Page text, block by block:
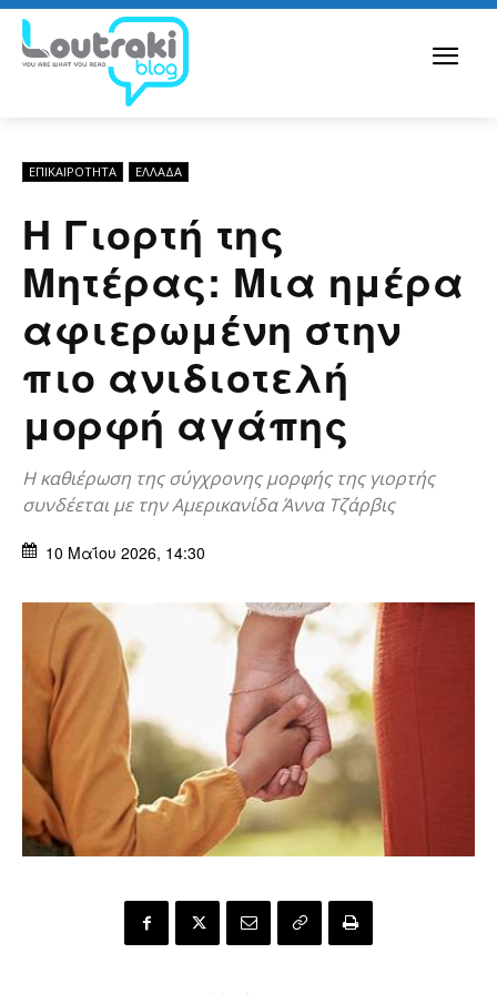
ΕΠΙΚΑΙΡΟΤΗΤΑ ΕΛΛΆΔΑ
Η Γιορτή της
Μητέρας: Μια ημέρα
αφιερωμένη στην
πιο ανιδιοτελή
μορφή αγάπης
Η καθιέρωση της σύγχρονης μορφής της γιορτής
συνδέεται με την Αμερικανίδα Άννα Τζάρβις
10 Μαΐου 2026, 14:30